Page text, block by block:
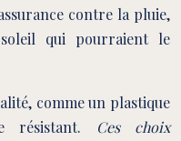
contre la pluie,
qui pourraient le
comme un plastique
résistant.
Ces choix